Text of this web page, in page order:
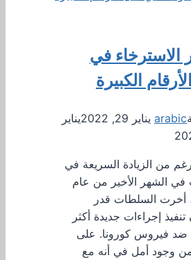
الاسترخاء في
الكبيرة
arabic يناير 29, 2022
يناير
من الزيادة السريعة في
في الشهر الأخير من عام
، أخرت السلطات قدر
تنفيذ إجراءات جديدة أكثر
ضد فيروس كورونا. على
وجود أمل في أنه مع